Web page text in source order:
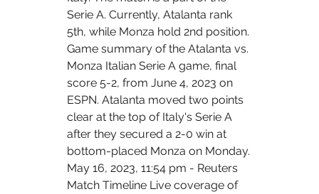
Serie A. Currently, Atalanta rank
5th, while Monza hold 2nd position.
Game summary of the Atalanta vs.
Monza Italian Serie A game, final
score 5-2, from June 4, 2023 on
ESPN. Atalanta moved two points
clear at the top of Italy's Serie A
after they secured a 2-0 win at
bottom-placed Monza on Monday.
May 16, 2023, 11:54 pm - Reuters
Match Timeline Live coverage of